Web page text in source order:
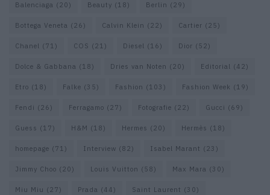
Balenciaga (20) Beauty (18) Berlin (29)
Bottega Veneta (26) Calvin Klein (22) Cartier (25)
Chanel (71) COS (21) Diesel (16) Dior (52)
Dolce & Gabbana (18) Dries van Noten (20) Editorial (42)
Etro (18) Falke (35) Fashion (103) Fashion Week (19)
Fendi (26) Ferragamo (27) Fotografie (22) Gucci (69)
Guess (17) H&M (18) Hermes (20) Hermès (18)
homepage (71) Interview (82) Isabel Marant (23)
Jimmy Choo (20) Louis Vuitton (58) Max Mara (30)
Miu Miu (27) Prada (44) Saint Laurent (30)